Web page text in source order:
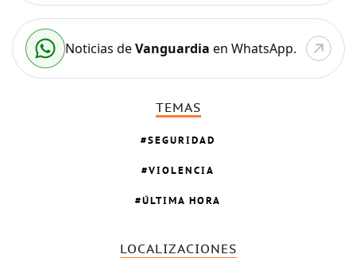
Noticias deVanguardia en WhatsApp.
TEMAS
SEGURIDAD
VIOLENCIA
ÚLTIMA HORA
LOCALIZACIONES